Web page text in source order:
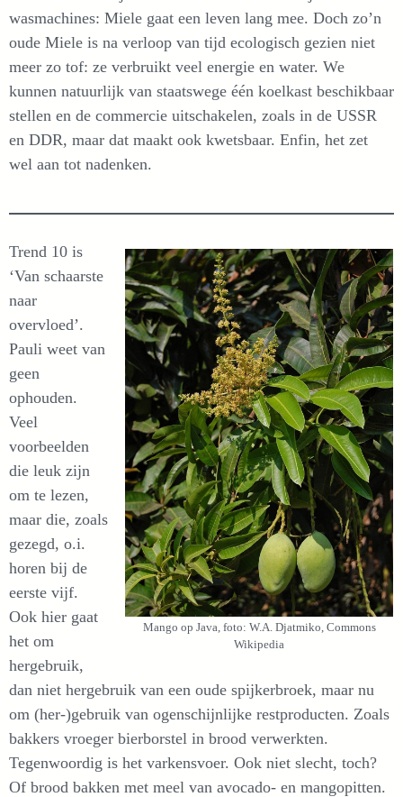
wasmachines: Miele gaat een leven lang mee. Doch zo’n
oude Miele is na verloop van tijd ecologisch gezien niet
meer zo tof: ze verbruikt veel energie en water. We
kunnen natuurlijk van staatswege één koelkast beschikbaar
stellen en de commercie uitschakelen, zoals in de USSR
en DDR, maar dat maakt ook kwetsbaar. Enfin, het zet
wel aan tot nadenken.
Mango op Java, foto: W.A. Djatmiko, Commons
Wikipedia
Trend 10 is
‘Van schaarste
naar
overvloed’.
Pauli weet van
geen
ophouden.
Veel
voorbeelden
die leuk zijn
om te lezen,
maar die, zoals
gezegd, o.i.
horen bij de
eerste vijf.
Ook hier gaat
het om
hergebruik,
dan niet hergebruik van een oude spijkerbroek, maar nu
om (her-)gebruik van ogenschijnlijke restproducten. Zoals
bakkers vroeger bierborstel in brood verwerkten.
Tegenwoordig is het varkensvoer. Ook niet slecht, toch?
Of brood bakken met meel van avocado- en mangopitten.